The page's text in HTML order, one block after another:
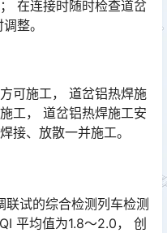
在连接时随时检查道岔
整。󠅅󠅃󠄵󠅂󠄪󠇖󠆨󠆨󠇕󠆞󠆒󠅬󠇘󠆭󠆘󠇙󠆝󠅵󠇗󠆭󠆁󠄐󠇗󠅹󠅸󠇖󠆍󠅳󠇖󠅹󠅰󠇖󠆌󠅹
可施工， 道岔铝热焊施
工， 道岔铝热焊施工安
接、放散一并施工。
试的综合检测列车检测
平均值为1.8～2.0， 创